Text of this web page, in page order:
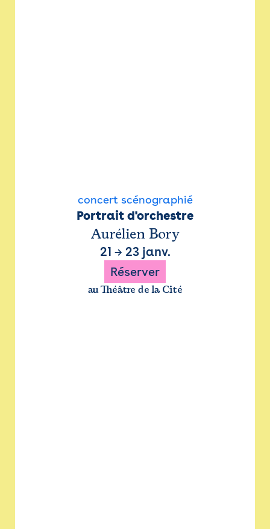
concert scénographié
Portrait d'orchestre
Aurélien Bory
21 → 23 janv.
Réserver
au Théâtre de la Cité